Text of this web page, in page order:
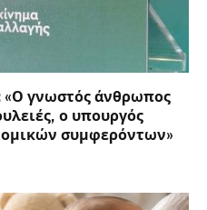
«Ο γνωστός άνθρωπος
ο υπουργός
συμφερόντων»